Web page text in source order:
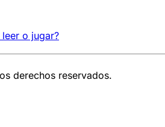
o jugar?
derechos reservados.